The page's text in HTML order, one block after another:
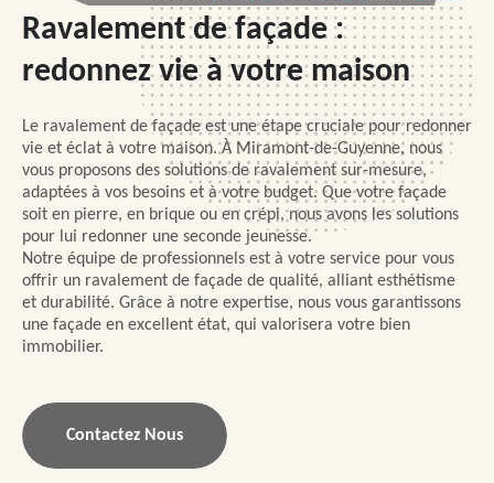
Ravalement de façade :
redonnez vie à votre maison
Le ravalement de façade est une étape cruciale pour redonner
vie et éclat à votre maison. À Miramont-de-Guyenne, nous
vous proposons des solutions de ravalement sur-mesure,
adaptées à vos besoins et à votre budget. Que votre façade
soit en pierre, en brique ou en crépi, nous avons les solutions
pour lui redonner une seconde jeunesse.
Notre équipe de professionnels est à votre service pour vous
offrir un ravalement de façade de qualité, alliant esthétisme
et durabilité. Grâce à notre expertise, nous vous garantissons
une façade en excellent état, qui valorisera votre bien
immobilier.
Contactez Nous